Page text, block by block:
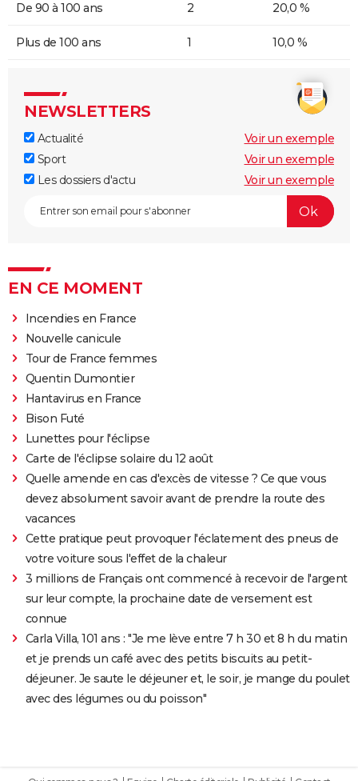
De 90 à 100 ans 2 20,0 %
Plus de 100 ans 1 10,0 %
NEWSLETTERS
Actualité
Voir un exemple
Sport
Voir un exemple
Les dossiers d'actu
Voir un exemple
EN CE MOMENT
Incendies en France
Nouvelle canicule
Tour de France femmes
Quentin Dumontier
Hantavirus en France
Bison Futé
Lunettes pour l'éclipse
Carte de l'éclipse solaire du 12 août
Quelle amende en cas d'excès de vitesse ? Ce que vous
devez absolument savoir avant de prendre la route des
vacances
Cette pratique peut provoquer l'éclatement des pneus de
votre voiture sous l'effet de la chaleur
3 millions de Français ont commencé à recevoir de l'argent
sur leur compte, la prochaine date de versement est
connue
Carla Villa, 101 ans : "Je me lève entre 7 h 30 et 8 h du matin
et je prends un café avec des petits biscuits au petit-
déjeuner. Je saute le déjeuner et, le soir, je mange du poulet
avec des légumes ou du poisson"